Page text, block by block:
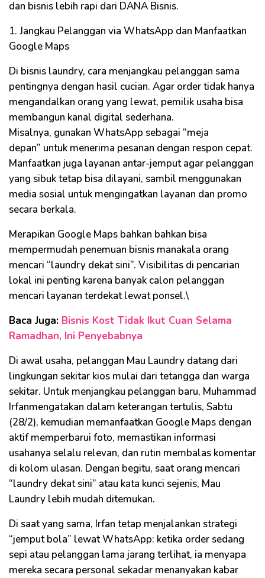
dan bisnis lebih rapi dari DANA Bisnis.
1. Jangkau Pelanggan via WhatsApp dan Manfaatkan
Google Maps
Di bisnis laundry, cara menjangkau pelanggan sama
pentingnya dengan hasil cucian. Agar order tidak hanya
mengandalkan orang yang lewat, pemilik usaha bisa
membangun kanal digital sederhana.
Misalnya, gunakan WhatsApp sebagai “meja
depan” untuk menerima pesanan dengan respon cepat.
Manfaatkan juga layanan antar-jemput agar pelanggan
yang sibuk tetap bisa dilayani, sambil menggunakan
media sosial untuk mengingatkan layanan dan promo
secara berkala.
Merapikan Google Maps bahkan bahkan bisa
mempermudah penemuan bisnis manakala orang
mencari “laundry dekat sini”. Visibilitas di pencarian
lokal ini penting karena banyak calon pelanggan
mencari layanan terdekat lewat ponsel.\
Baca Juga: Bisnis Kost Tidak Ikut Cuan Selama
Ramadhan, Ini Penyebabnya
Di awal usaha, pelanggan Mau Laundry datang dari
lingkungan sekitar kios mulai dari tetangga dan warga
sekitar. Untuk menjangkau pelanggan baru, Muhammad
Irfanmengatakan dalam keterangan tertulis, Sabtu
(28/2), kemudian memanfaatkan Google Maps dengan
aktif memperbarui foto, memastikan informasi
usahanya selalu relevan, dan rutin membalas komentar
di kolom ulasan. Dengan begitu, saat orang mencari
“laundry dekat sini” atau kata kunci sejenis, Mau
Laundry lebih mudah ditemukan.
Di saat yang sama, Irfan tetap menjalankan strategi
“jemput bola” lewat WhatsApp: ketika order sedang
sepi atau pelanggan lama jarang terlihat, ia menyapa
mereka secara personal sekadar menanyakan kabar